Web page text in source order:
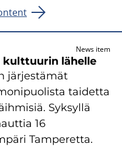
News item
lähelle
järjestämät
taidetta
Syksyllä
16
Tamperetta.